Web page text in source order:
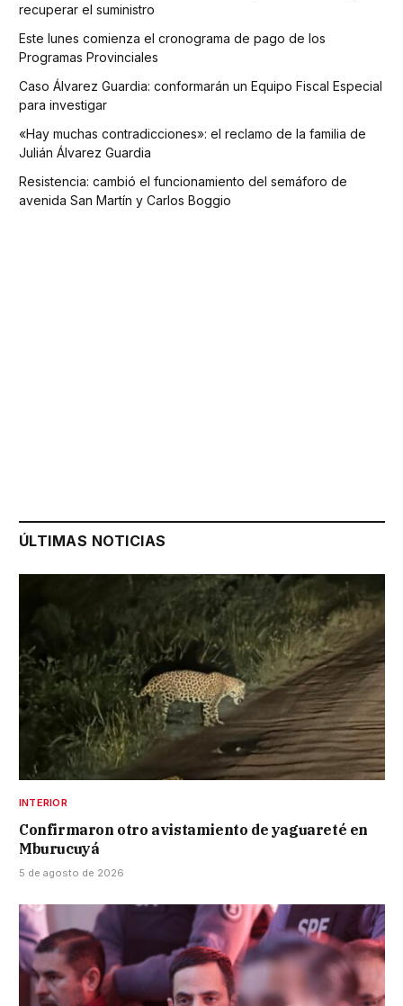
recuperar el suministro
Este lunes comienza el cronograma de pago de los
Programas Provinciales
Caso Álvarez Guardia: conformarán un Equipo Fiscal Especial
para investigar
«Hay muchas contradicciones»: el reclamo de la familia de
Julián Álvarez Guardia
Resistencia: cambió el funcionamiento del semáforo de
avenida San Martín y Carlos Boggio
ÚLTIMAS NOTICIAS
INTERIOR
Confirmaron otro avistamiento de yaguareté en
Mburucuyá
5 de agosto de 2026